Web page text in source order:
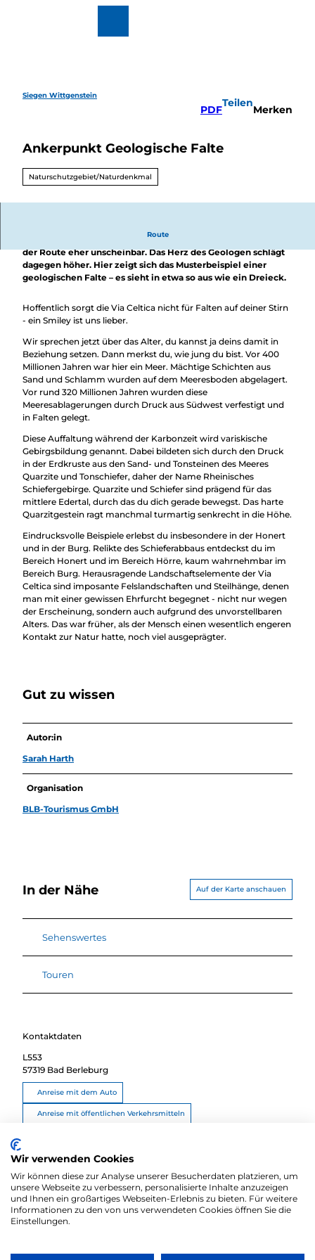
Wandern
Überblick
en
Ausflugsziele
Überblick
Buchbare Erlebnisse
&
Trinken
Überblick
einkaufen
Übernachten
Wohnmobil
Trekkingplätze
Nachhaltig
bei uns
unterwegs
Siegen Wittgenstein
PDF
Teilen
Merken
Ankerpunkt Geologische Falte
Naturschutzgebiet/Naturdenkmal
Route
Für dich ist die Felsformation im Vergleich zu anderen auf
der Route eher unscheinbar. Das Herz des Geologen schlägt
dagegen höher. Hier zeigt sich das Musterbeispiel einer
geologischen Falte – es sieht in etwa so aus wie ein Dreieck.
Hoffentlich sorgt die Via Celtica nicht für Falten auf deiner Stirn
- ein Smiley ist uns lieber.
Wir sprechen jetzt über das Alter, du kannst ja deins damit in
Beziehung setzen. Dann merkst du, wie jung du bist. Vor 400
Millionen Jahren war hier ein Meer. Mächtige Schichten aus
Sand und Schlamm wurden auf dem Meeresboden abgelagert.
Vor rund 320 Millionen Jahren wurden diese
Meeresablagerungen durch Druck aus Südwest verfestigt und
in Falten gelegt.
Diese Auffaltung während der Karbonzeit wird variskische
Gebirgsbildung genannt. Dabei bildeten sich durch den Druck
in der Erdkruste aus den Sand- und Tonsteinen des Meeres
Quarzite und Tonschiefer, daher der Name Rheinisches
Schiefergebirge. Quarzite und Schiefer sind prägend für das
mittlere Edertal, durch das du dich gerade bewegst. Das harte
Quarzitgestein ragt manchmal turmartig senkrecht in die Höhe.
Eindrucksvolle Beispiele erlebst du insbesondere in der Honert
und in der Burg. Relikte des Schieferabbaus entdeckst du im
Bereich Honert und im Bereich Hörre, kaum wahrnehmbar im
Bereich Burg. Herausragende Landschaftselemente der Via
Celtica sind imposante Felslandschaften und Steilhänge, denen
man mit einer gewissen Ehrfurcht begegnet - nicht nur wegen
der Erscheinung, sondern auch aufgrund des unvorstellbaren
Alters. Das war früher, als der Mensch einen wesentlich engeren
Kontakt zur Natur hatte, noch viel ausgeprägter.
Gut zu wissen
Autor:in
Sarah Harth
Organisation
BLB-Tourismus GmbH
In der Nähe Auf der Karte anschauen
Sehenswertes
Touren
Kontaktdaten
L553
57319 Bad Berleburg
Anreise mit dem Auto
Anreise mit öffentlichen Verkehrsmitteln
Wir verwenden Cookies
Wir können diese zur Analyse unserer Besucherdaten platzieren, um
unsere Webseite zu verbessern, personalisierte Inhalte anzuzeigen
und Ihnen ein großartiges Webseiten-Erlebnis zu bieten. Für weitere
Informationen zu den von uns verwendeten Cookies öffnen Sie die
Einstellungen.